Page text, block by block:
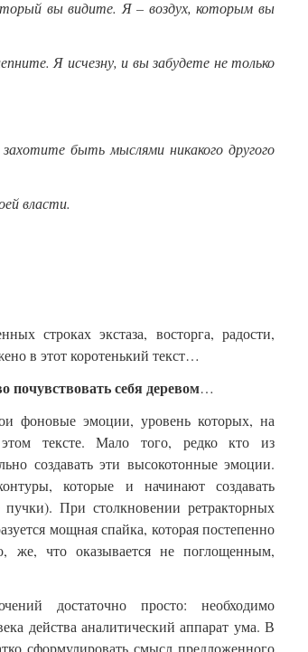
вы видите. Я – воздух, которым вы
Я исчезну, и вы забудете не только
быть мыслями никакого другого
власти.
строках экстаза, восторга, радости,
в этот коротенький текст…
почувствовать себя деревом…
фоновые эмоции, уровень которых, на
тексте. Мало того, редко кто из
создавать эти высокотонные эмоции.
которые и начинают создавать
При столкновении ретракторных
мощная спайка, которая постепенно
же, что оказывается не поглощенным,
достаточно просто: необходимо
действа аналитический аппарат ума. В